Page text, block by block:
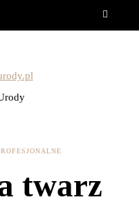
twarz